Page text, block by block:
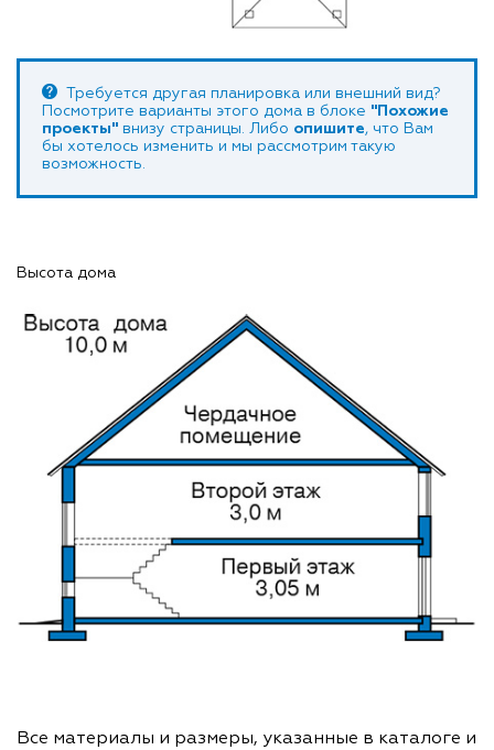
Требуется другая планировка или внешний вид?
Посмотрите варианты этого дома в блоке "Похожие
проекты" внизу страницы. Либо опишите, что Вам
бы хотелось изменить и мы рассмотрим такую
возможность.
Высота дома
Все материалы и размеры, указанные в каталоге и